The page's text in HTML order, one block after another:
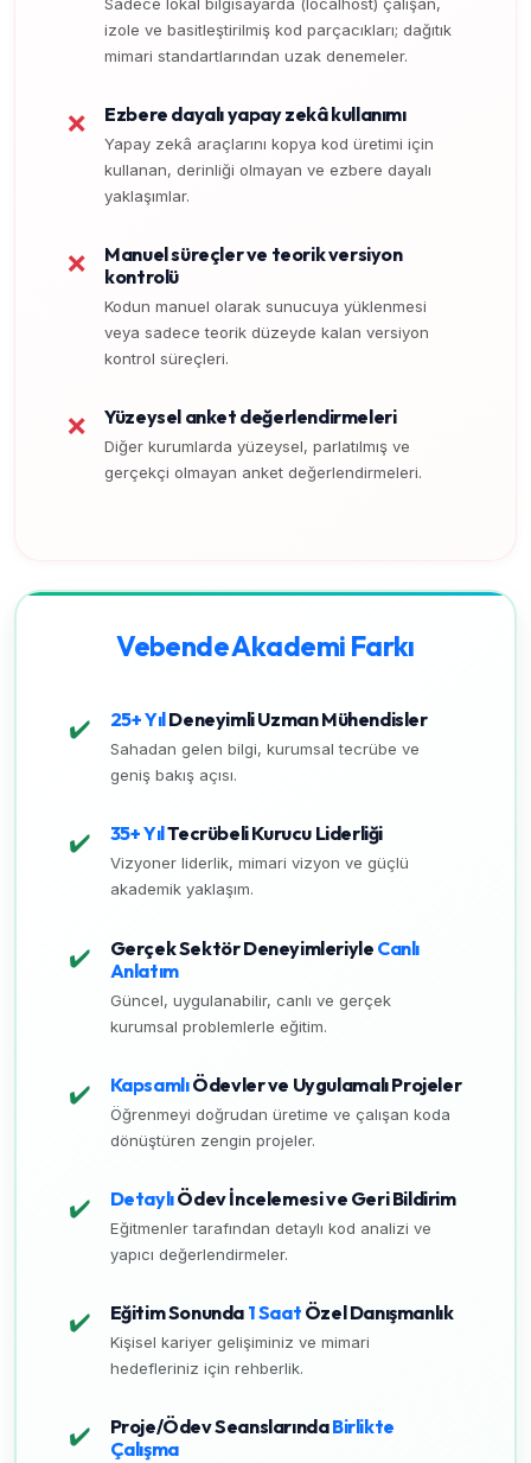
izole ve basitleştirilmiş kod parçacıkları; dağıtık
mimari standartlarından uzak denemeler.
❌ Ezbere dayalı yapay zekâ kullanımı
Yapay zekâ araçlarını kopya kod üretimi için
kullanan, derinliği olmayan ve ezbere dayalı
yaklaşımlar.
❌
Manuel süreçler ve teorik versiyon
kontrolü
Kodun manuel olarak sunucuya yüklenmesi
veya sadece teorik düzeyde kalan versiyon
kontrol süreçleri.
❌ Yüzeysel anket değerlendirmeleri
Diğer kurumlarda yüzeysel, parlatılmış ve
gerçekçi olmayan anket değerlendirmeleri.
Vebende Akademi Farkı
✔️ 25+ YılDeneyimli Uzman Mühendisler
Sahadan gelen bilgi, kurumsal tecrübe ve
geniş bakış açısı.
✔️ 35+ YılTecrübeli Kurucu Liderliği
Vizyoner liderlik, mimari vizyon ve güçlü
akademik yaklaşım.
✔️ Gerçek Sektör Deneyimleriyle Canlı
Anlatım
Güncel, uygulanabilir, canlı ve gerçek
kurumsal problemlerle eğitim.
✔️ KapsamlıÖdevler ve Uygulamalı Projeler
Öğrenmeyi doğrudan üretime ve çalışan koda
dönüştüren zengin projeler.
✔️ DetaylıÖdev İncelemesi ve Geri Bildirim
Eğitmenler tarafından detaylı kod analizi ve
yapıcı değerlendirmeler.
✔️ Eğitim Sonunda 1 Saat Özel Danışmanlık
Kişisel kariyer gelişiminiz ve mimari
hedefleriniz için rehberlik.
✔️ Proje/Ödev SeanslarındaBirlikte
Çalışma